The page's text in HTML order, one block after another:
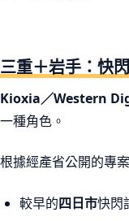
三重＋岩手：快
Kioxia／Western
一種角色。
根據經產省公開的專
較早的四日市快閃